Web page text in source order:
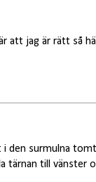
att jag är rätt så
den surmulna
tärnan till vänster